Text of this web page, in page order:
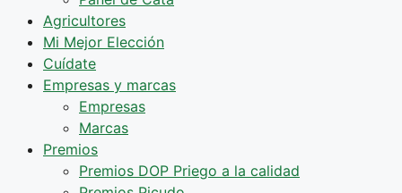
Agricultores
Mi Mejor Elección
Cuídate
Empresas y marcas
Empresas
Marcas
Premios
Premios DOP Priego a la calidad